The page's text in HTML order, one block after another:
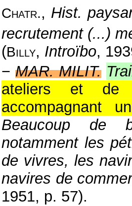
Chatr., Hist.
recrutement (...)
(Billy, Introïbo,
− MAR. MILIT.
ateliers et de
accompagnant
Beaucoup de
notamment les
de vivres, les
navires de
1951, p. 57).